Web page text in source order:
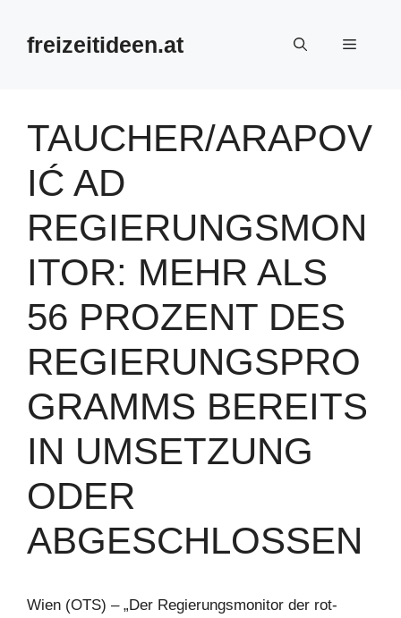
Inhalt
springenfreizeitideen.at Menü
TAUCHER/ARAPOV
IĆ AD
REGIERUNGSMON
ITOR: MEHR ALS
56 PROZENT DES
REGIERUNGSPRO
GRAMMS BEREITS
IN UMSETZUNG
ODER
ABGESCHLOSSEN
Wien (OTS) – „Der Regierungsmonitor der rot-